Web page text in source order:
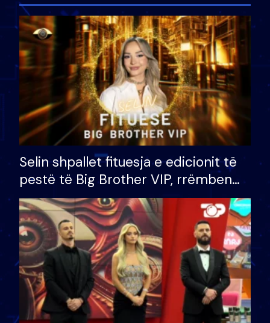
Selin shpallet fituesja e edicionit të
pestë të Big Brother VIP, rrëmben
çmimin e madh prej 100 mijë eurosh